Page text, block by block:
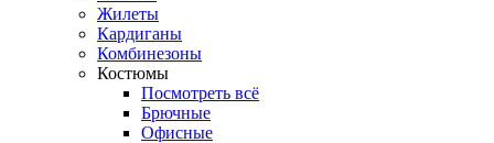
Жилеты
Кардиганы
Комбинезоны
Костюмы
Посмотреть всё
Брючные
Офисные